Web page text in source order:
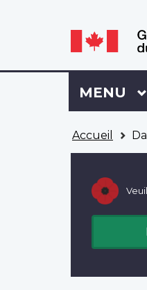
Se
connecter
à
Dossier
Menu
MENU
Accueil